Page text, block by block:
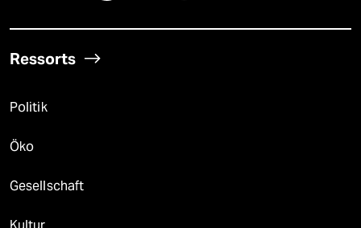
Ressorts
Politik
Öko
Gesellschaft